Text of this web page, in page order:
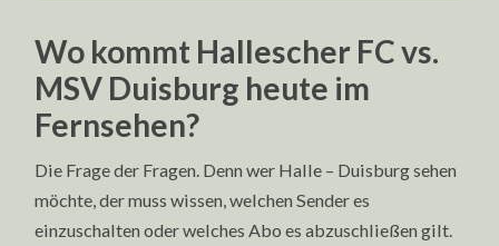
Wo kommt Hallescher FC vs.
MSV Duisburg heute im
Fernsehen?
Die Frage der Fragen. Denn wer Halle – Duisburg sehen
möchte, der muss wissen, welchen Sender es
einzuschalten oder welches Abo es abzuschließen gilt.